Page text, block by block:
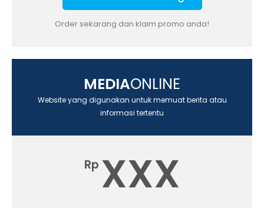
Order sekarang dan klaim promo anda!
MEDIAONLINE
Website yang digunakan untuk memuat berita atau
informasi tertentu
Rp XXX